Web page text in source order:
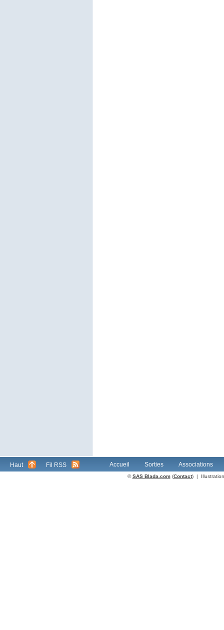
Haut Fil RSS Accueil Sorties Associations
©SAS Blada.com(Contact) |